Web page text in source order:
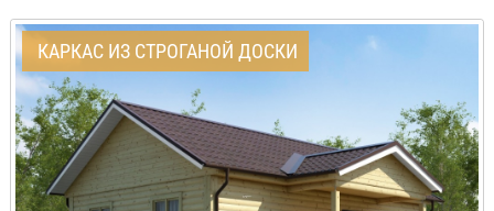
КАРКАС ИЗ СТРОГАНОЙ ДОСКИ